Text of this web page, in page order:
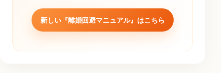
新しい『離婚回避マニュアル』はこちら